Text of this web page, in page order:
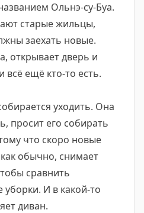
Ольнэ-су-Буа.
старые жильцы,
заехать новые.
открывает дверь и
всё ещё кто-то есть.
уходить. Она
просит его собирать
что скоро новые
обычно, снимает
сравнить
уборки. И в какой-то
диван.